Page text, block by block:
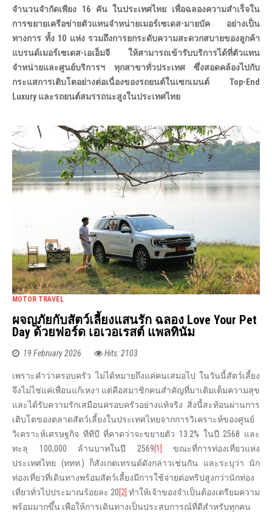
จำนวนจำกัดเพียง 16 คัน ในประเทศไทย เพื่อฉลองความสำเร็จใน
การขยายเครือข่ายตัวแทนจำหน่ายเมอร์เซเดส-มายบัค อย่างเป็น
ทางการ ทั้ง 10 แห่ง รวมถึงการยกระดับความสะดวกสบายของลูกค้า
แบรนด์เมอร์เซเดส-เอเอ็มจี ให้สามารถเข้ารับบริการได้ที่ตัวแทน
จำหน่ายและศูนย์บริการฯ ทุกสาขาทั่วประเทศ ซึ่งสอดคล้องไปกับ
กระแสการเติบโตอย่างต่อเนื่องของรถยนต์ในเซกเมนต์ Top-End
Luxury และรถยนต์สมรรถนะสูงในประเทศไทย
MOTOR TRAVEL
ผจญภัยกับสัตว์เลี้ยงแสนรัก ฉลอง Love Your Pet
Day ด้วยฟอร์ด เอเวอเรสต์ แพลทินัม
19 February 2026 Hits: 2103
เพราะคำว่าครอบครัว ไม่ได้หมายถึงแค่คนเสมอไป ในวันนี้สัตว์เลี้ยง
จึงไม่ไช่แค่เพื่อนแก้เหงา แต่คือสมาชิกคนสำคัญที่มาเติมเต็มความสุข
และได้รับความรักเสมือนครอบครัวอย่างแท้จริง สิ่งนี้สะท้อนผ่านการ
เติบโตของตลาดสัตว์เลี้ยงในประเทศไทยจากการวิเคราะห์ของศูนย์
วิเคราะห์เศรษฐกิจ ทีทีบี ที่คาดว่าจะขยายตัว 13.2% ในปี 2568 และ
ทะลุ 100,000 ล้านบาทในปี 2569[1]
ขณะที่การท่องเที่ยวแห่ง
ประเทศไทย (ททท.) ก็สังเกตเทรนด์ดังกล่าวเช่นกัน และระบุว่า นัก
ท่องเที่ยวที่เดินทางพร้อมสัตว์เลี้ยงมีการใช้จ่ายต่อทริปสูงกว่านักท่อง
เที่ยวทั่วไปประมาณร้อยละ 20[2] ทำให้เจ้าของจำเป็นต้องเตรียมความ
พร้อมมากขึ้น เพื่อให้การเดินทางเป็นประสบการณ์ที่ดีสำหรับทุกคน